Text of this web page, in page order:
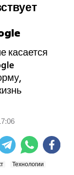
касается
Технологии